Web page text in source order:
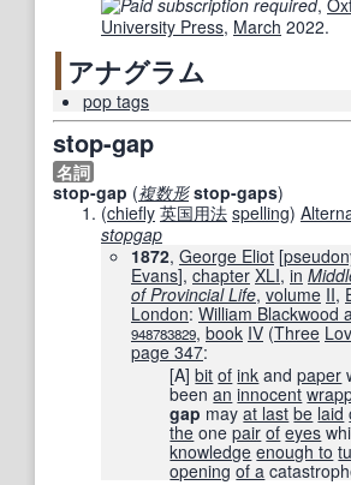
,
University Press, March 2022.
アナグラム
pop tags
stop-gap
名詞
stop-gap (複数形 stop-gaps)
(chiefly 英国用法 spelling)
stopgap
1872, George Eliot [
Evans], chapter XLI, in
of Provincial Life, volume II,
London: William Blackwood
948783829, book IV (Three
page 347:
[A]bit of ink andpaper
beenan innocent
gap mayat last be laid
the onepair of eyes
knowledge enough to
opening of a